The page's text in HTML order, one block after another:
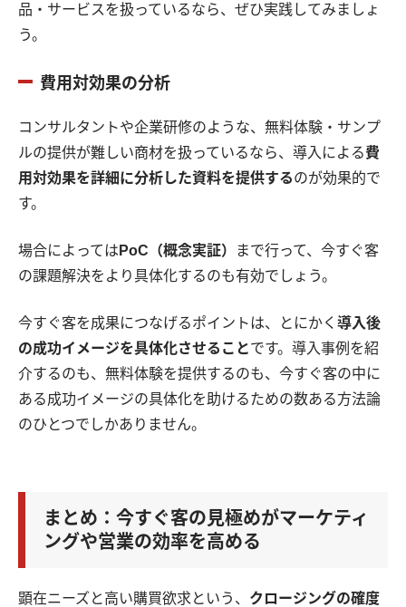
品・サービスを扱っているなら、ぜひ実践してみましょ
う。
費用対効果の分析
コンサルタントや企業研修のような、無料体験・サンプ
ルの提供が難しい商材を扱っているなら、導入による費
用対効果を詳細に分析した資料を提供するのが効果的で
す。
場合によっては PoC（概念実証）
まで行って、今すぐ客
の課題解決をより具体化するのも有効でしょう。
今すぐ客を成果につなげるポイントは、とにかく 導入後
の成功イメージを具体化させることです。導入事例を紹
介するのも、無料体験を提供するのも、今すぐ客の中に
ある成功イメージの具体化を助けるための数ある方法論
のひとつでしかありません。
まとめ：今すぐ客の見極めがマーケティ
ングや営業の効率を高める
顕在ニーズと高い購買欲求という、 クロージングの確度